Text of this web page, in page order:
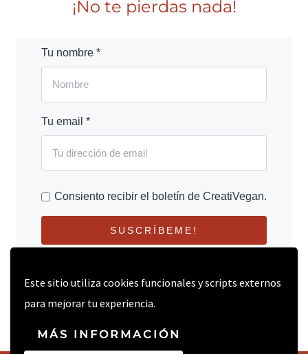
Este sitio utiliza cookies funcionales y scripts externos
para mejorar tu experiencia.
MÁS INFORMACIÓN
¡No te pierdas nada!
Tu nombre *
Tu email *
Consiento recibir el boletín de CreatiVegan.
SUSCRÍBEME!